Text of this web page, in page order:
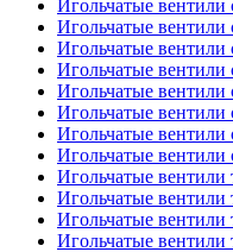
Игольчатые вентили
Игольчатые вентили
Игольчатые
Игольчатые
Игольчатые
Игольчатые
Игольчатые
Игольчатые
Игольчатые вентили
Игольчатые вентили
Игольчатые
Игольчатые